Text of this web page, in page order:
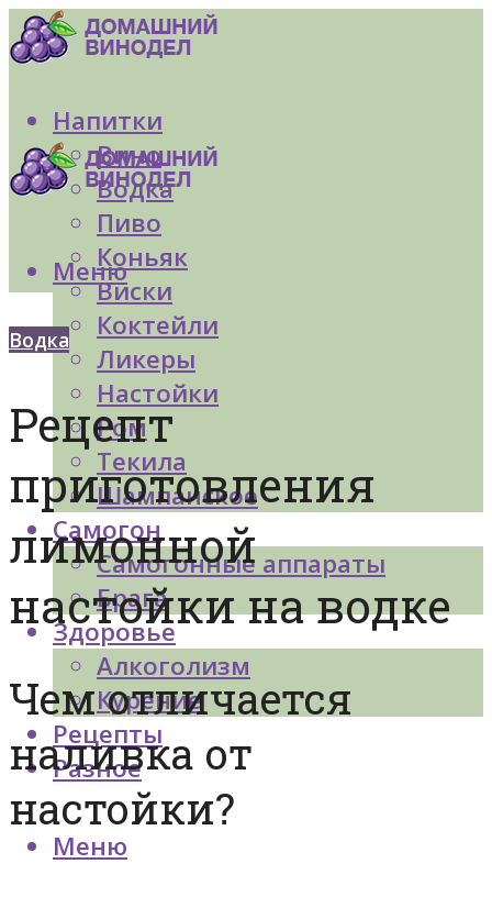
Напитки
Вино
Водка
Пиво
Коньяк
Виски
Коктейли
Ликеры
Настойки
Ром
Текила
Шампанское
Самогон
Самогонные аппараты
Брага
Здоровье
Алкоголизм
Курение
Рецепты
Разное
Меню
Меню
Водка
Рецепт
приготовления
лимонной
настойки на водке
Чем отличается
наливка от
настойки?